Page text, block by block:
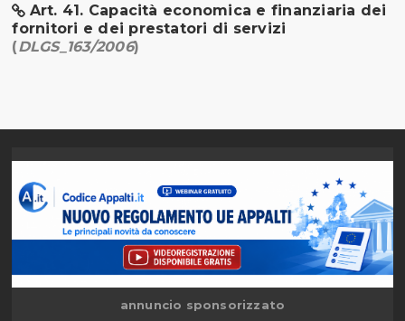
Art. 41. Capacità economica e finanziaria dei
fornitori e dei prestatori di servizi
(DLGS_163/2006)
annuncio sponsorizzato